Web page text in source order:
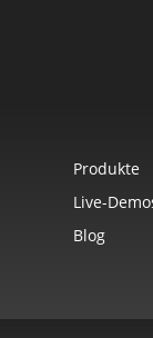
Produkte
Live-
Blog